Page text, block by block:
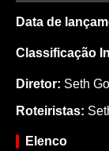
Data de
Classificação
Diretor: Seth
Roteiristas:
Elenco